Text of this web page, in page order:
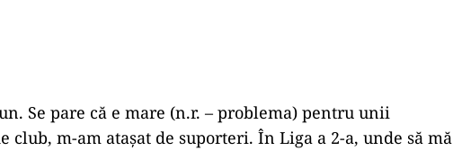
Se pare că e mare (n.r. – problema) pentru unii
club, m-am atașat de suporteri. În Liga a 2-a, unde să mă